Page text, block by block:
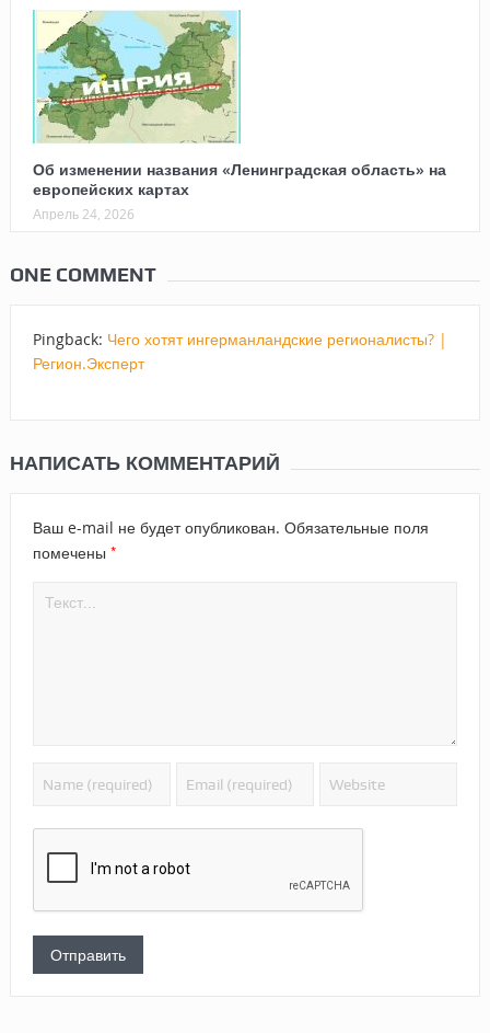
Об изменении названия «Ленинградская область» на
европейских картах
Апрель 24, 2026
ONE COMMENT
Pingback: Чего хотят ингерманландские регионалисты? |
Регион.Эксперт
НАПИСАТЬ КОММЕНТАРИЙ
Ваш e-mail не будет опубликован. Обязательные поля
помечены *